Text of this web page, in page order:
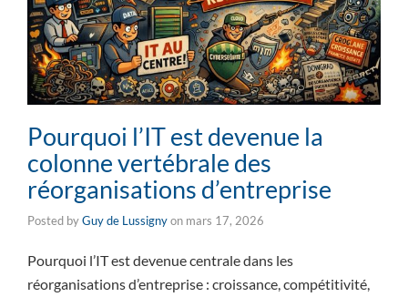
Pourquoi l’IT est devenue la
colonne vertébrale des
réorganisations d’entreprise
Posted byGuy de Lussignyon mars 17, 2026
Pourquoi l’IT est devenue centrale dans les
réorganisations d’entreprise : croissance, compétitivité,